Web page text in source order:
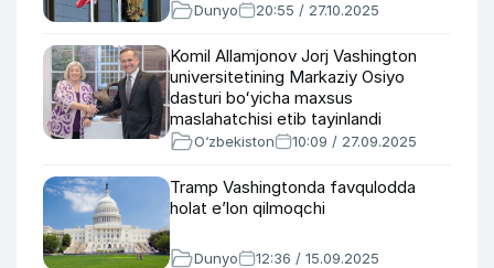
Dunyo 20:55 / 27.10.2025
Komil Allamjonov Jorj Vashington
universitetining Markaziy Osiyo
dasturi boʻyicha maxsus
maslahatchisi etib tayinlandi
O‘zbekiston 10:09 / 27.09.2025
Tramp Vashingtonda favqulodda
holat e’lon qilmoqchi
Dunyo 12:36 / 15.09.2025